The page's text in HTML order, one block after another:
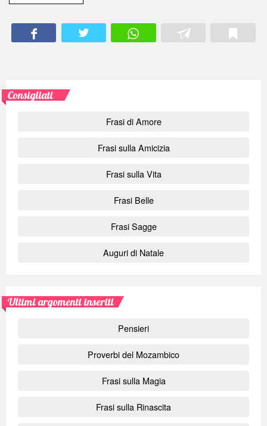
Consigliati
Frasi di Amore
Frasi sulla Amicizia
Frasi sulla Vita
Frasi Belle
Frasi Sagge
Auguri di Natale
Ultimi argomenti inseriti
Pensieri
Proverbi del Mozambico
Frasi sulla Magia
Frasi sulla Rinascita